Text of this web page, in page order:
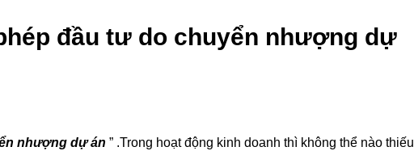
đầu tư do chuyển nhượng dự
nhượng dự án ” .Trong hoạt động kinh doanh thì không thể nào thiếu